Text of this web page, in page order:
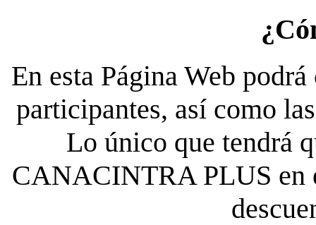
En esta Página Web
participantes, así como
Lo único que tendrá
CANACINTRA PLUS en